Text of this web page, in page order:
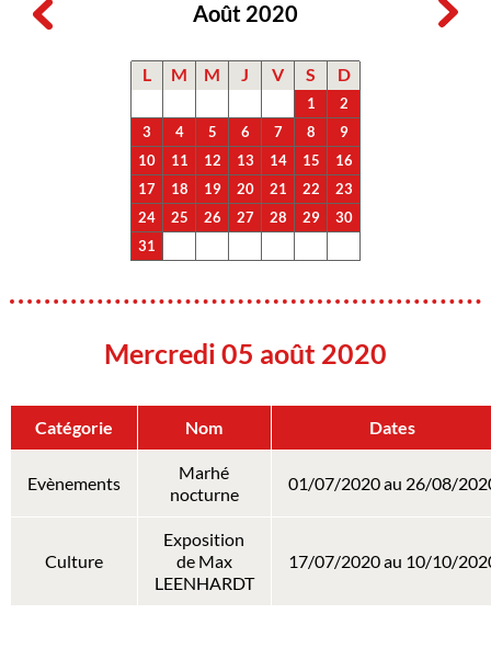
Août 2020
L M M J V S D
1
2
3
4 5 6 7 8
9
10
11 12 13 14 15
16
17
18 19 20 21 22
23
24
25 26 27 28 29
30
31
Mercredi 05 août 2020
Catégorie Nom Dates
Evènements
Marhé
nocturne
01/07/2020 au 26/08/
Culture
Exposition
de Max
LEENHARDT
17/07/2020 au 10/10/